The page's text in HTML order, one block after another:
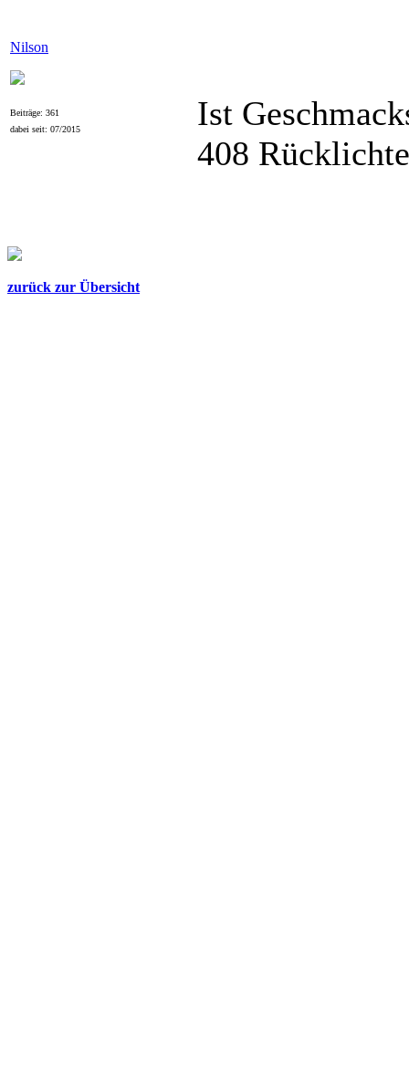
Nilson
Beiträge: 361
dabei seit: 07/2015
Ist
408
zurück zur Übersicht